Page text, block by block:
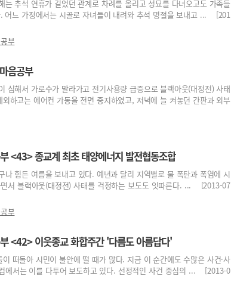
는 추석 연휴가 길었던 관계로 차례를 올리고 성묘를 다녀오고도 가족들
어느 가정에서는 시골로 자녀들이 내려와 추석 명절을 보내고 ... [201
부
음공부
해서 가로수가 말라가고 전기사용량 급증으로 블랙아웃(대정전) 사태
하고는 에어컨 가동을 전면 중지하였고, 저녁에 늘 켜놓던 간판과 외부
<43> 종교계 최초 태양에너지 발전협동조합
나 힘든 여름을 보내고 있다. 예년과 달리 지역별로 물 폭탄과 폭염에 시
서 블랙아웃(대정전) 사태를 걱정하는 보도도 잇따른다. ... [2013-07
부
<42> 이웃종교 화합주간 '다름도 아름답다'
떠돌아 시민이 불안에 떨 때가 많다. 지금 이 순간에도 수많은 사건·사
에서는 이를 다투어 보도하고 있다. 선정적인 사건 중심의 ... [2013-0